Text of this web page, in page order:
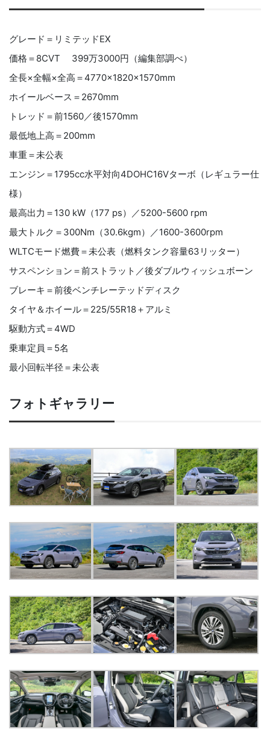
グレード＝リミテッドEX
価格＝8CVT 399万3000円（編集部調べ）
全長×全幅×全高＝4770×1820×1570mm
ホイールベース＝2670mm
トレッド＝前1560／後1570mm
最低地上高＝200mm
車重＝未公表
エンジン＝1795cc水平対向4DOHC16Vターボ（レギュラー仕
様）
最高出力＝130 kW（177 ps）／5200-5600 rpm
最大トルク＝300Nm（30.6kgm）／1600-3600rpm
WLTCモード燃費＝未公表（燃料タンク容量63リッター）
サスペンション＝前ストラット／後ダブルウィッシュボーン
ブレーキ＝前後ベンチレーテッドディスク
タイヤ＆ホイール＝225/55R18＋アルミ
駆動方式＝4WD
乗車定員＝5名
最小回転半径＝未公表
フォトギャラリー